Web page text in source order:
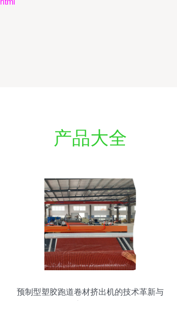
产品大全
预制型塑胶跑道卷材挤出机的技术革新与